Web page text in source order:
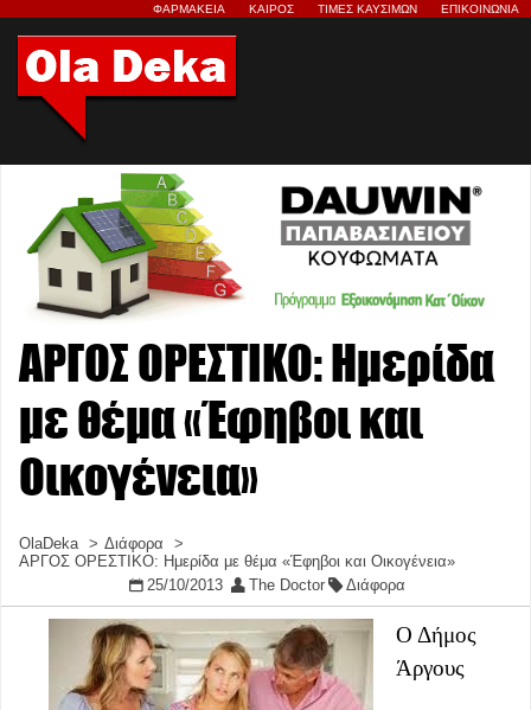
ΦΑΡΜΑΚΕΙΑ ΚΑΙΡΟΣ ΤΙΜΕΣ ΚΑΥΣΙΜΩΝ ΕΠΙΚΟΙΝΩΝΙΑ
ΑΡΓΟΣ ΟΡΕΣΤΙΚΟ: Ημερίδα
με θέμα «Έφηβοι και
Οικογένεια»
OlaDeka
Διάφορα
ΑΡΓΟΣ ΟΡΕΣΤΙΚΟ: Ημερίδα με θέμα «Έφηβοι και Οικογένεια»
25/10/2013
The Doctor Διάφορα
Ο Δήμος
Άργους